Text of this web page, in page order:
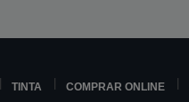
TINTA COMPRAR ONLINE